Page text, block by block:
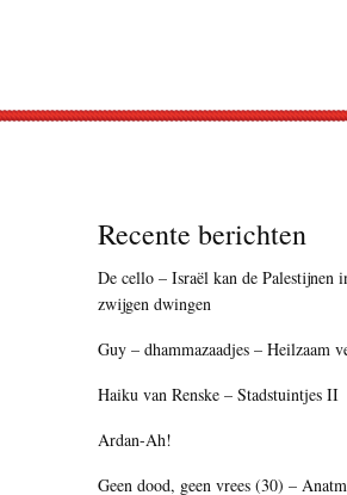
Recente berichten
De cello – Israël kan de Palestijnen
zwijgen dwingen
Guy – dhammazaadjes – Heilzaam
Haiku van Renske – Stadstuintjes II
Ardan-Ah!
Geen dood, geen vrees (30) –